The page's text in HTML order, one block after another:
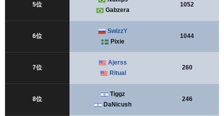
5位
Gabzera
1052
6位
SwizzY
Pixie
1044
7位
Ajerss
Ritual
260
8位
Tiggz
DaNicush
246